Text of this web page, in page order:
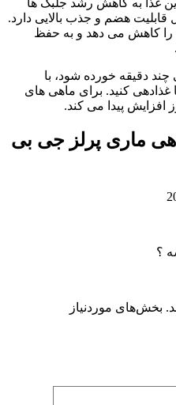
هضم و جذب بالایی دارد.
را کاهش می دهد و به حفظ
که طی چند دقیقه خورده شود، با
غذادهی کنید. برای ماهی های
ماری پرلز جی بی
؟
بخش‌های موردنیاز